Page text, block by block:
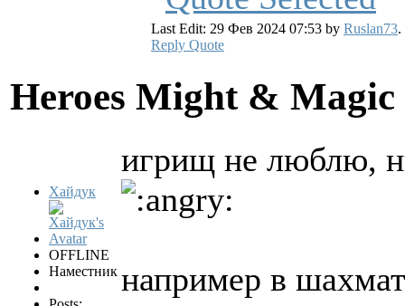
Last Edit: 29 Фев 2024 07:53 by Ruslan73.
Reply Quote
Heroes Might &
Хайдук
OFFLINE
Наместник
игрищ не люблю,
например в